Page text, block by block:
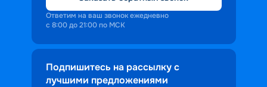
Ответим на ваш звонок ежедневно
с 8:00 до 21:00 по МСК
Подпишитесь на рассылку с
лучшими предложениями